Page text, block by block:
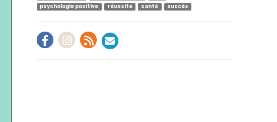
psychologie positive
réussite santé succès